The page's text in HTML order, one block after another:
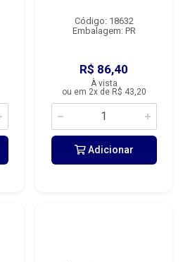
Código: 18632
Embalagem: PR
R$ 86,40
À vista
ou em 2x de R$ 43,20
Adicionar